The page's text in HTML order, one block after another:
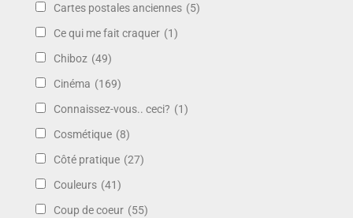
Cartes postales anciennes (5)
Ce qui me fait craquer (1)
Chiboz (49)
Cinéma (169)
Connaissez-vous.. ceci? (1)
Cosmétique (8)
Côté pratique (27)
Couleurs (41)
Coup de coeur (55)